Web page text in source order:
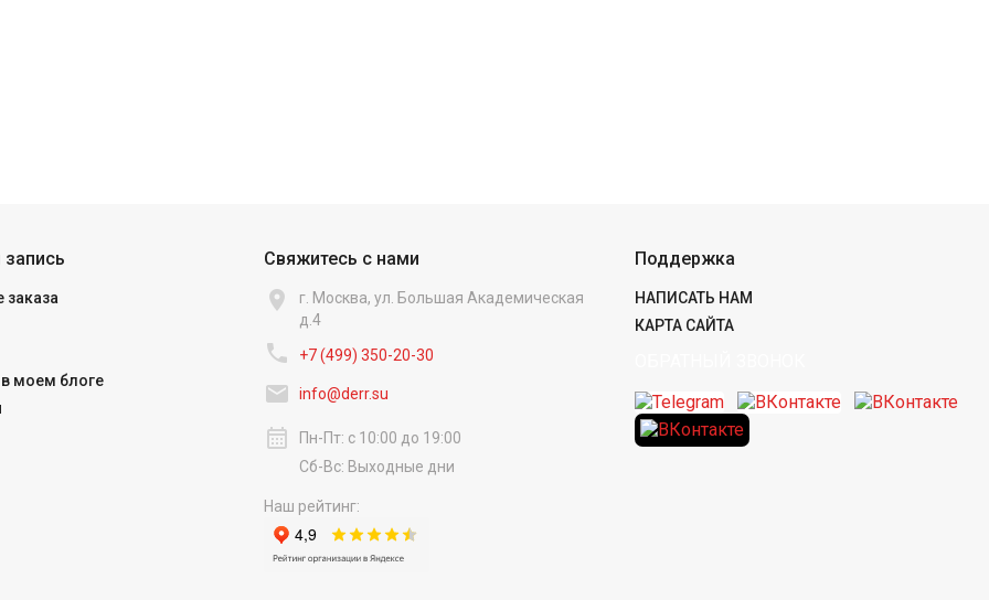
заказа
моем блоге
Свяжитесь с нами

г. Москва, ул. Большая Академическая
д.4
 +7 (499) 350-20-30
 info@derr.su
calendar_month
Пн-Пт: с 10:00 до 19:00
Сб-Вс: Выходные дни
Наш рейтинг:
Поддержка
НАПИСАТЬ НАМ
КАРТА САЙТА